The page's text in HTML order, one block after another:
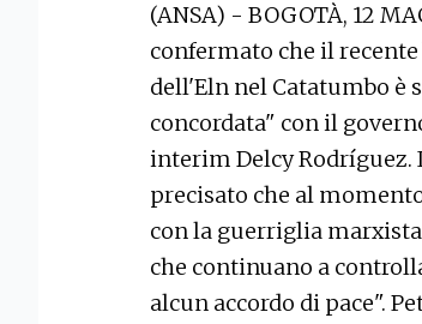
(ANSA) - BOGOTÀ, 12
confermato che il
dell'Eln nel Catatumbo è
concordata" con il
interim Delcy Rodríguez.
precisato che al
con la guerriglia
che continuano a
alcun accordo di pace".